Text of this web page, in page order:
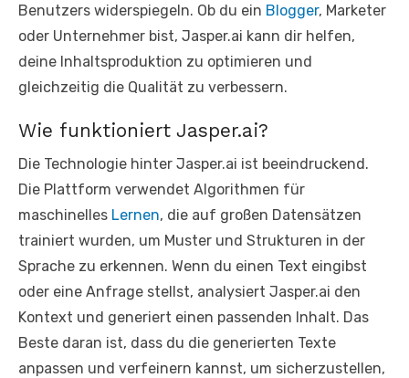
Benutzers widerspiegeln. Ob du ein Blogger, Marketer
oder Unternehmer bist, Jasper.ai kann dir helfen,
deine Inhaltsproduktion zu optimieren und
gleichzeitig die Qualität zu verbessern.
Wie funktioniert Jasper.ai?
Die Technologie hinter Jasper.ai ist beeindruckend.
Die Plattform verwendet Algorithmen für
maschinelles Lernen, die auf großen Datensätzen
trainiert wurden, um Muster und Strukturen in der
Sprache zu erkennen. Wenn du einen Text eingibst
oder eine Anfrage stellst, analysiert Jasper.ai den
Kontext und generiert einen passenden Inhalt. Das
Beste daran ist, dass du die generierten Texte
anpassen und verfeinern kannst, um sicherzustellen,